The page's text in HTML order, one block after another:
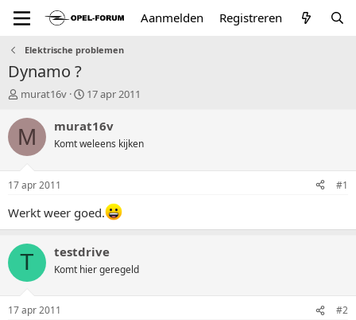
Aanmelden Registreren
Elektrische problemen
Dynamo ?
T
p
i
a
r
t
r
murat16v
S
a
t
u
m
17 apr 2011
M murat16v
Komt weleens kijken
17 apr 2011 #1
Werkt weer goed.
T testdrive
Komt hier geregeld
17 apr 2011 #2